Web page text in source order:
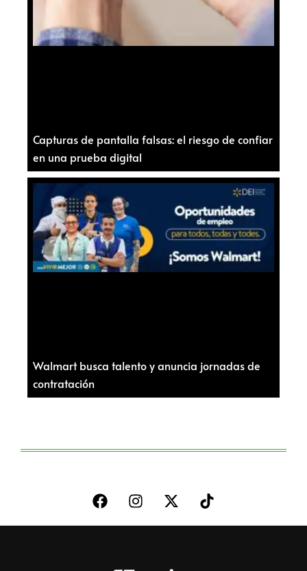
Capturas de pantalla falsas: el riesgo de confiar
en una prueba digital
Walmart busca talento y anuncia jornadas de
contratación